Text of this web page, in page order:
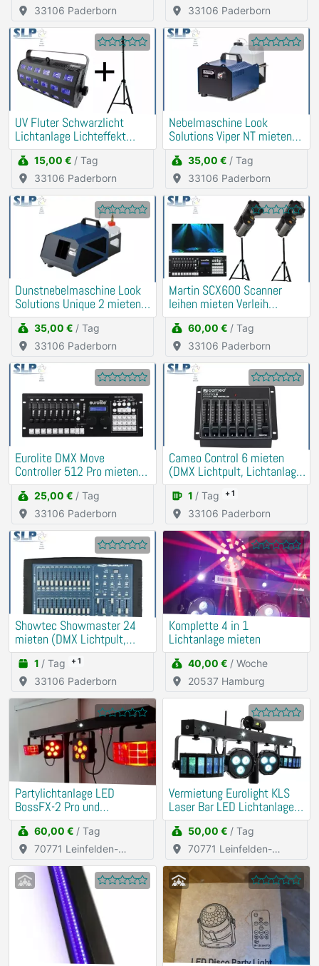
33106 Paderborn
33106 Paderborn
UV Fluter Schwarzlicht
Lichtanlage Lichteffekt
mieten Verleih
15,00 € / Tag
33106 Paderborn
Nebelmaschine Look
Solutions Viper NT mieten
Verleih
35,00 € / Tag
33106 Paderborn
Dunstnebelmaschine Look
Solutions Unique 2 mieten
Verleih
35,00 € / Tag
33106 Paderborn
Martin SCX600 Scanner
leihen mieten Verleih
(Strobo, Lichtanlage)
60,00 € / Tag
33106 Paderborn
Eurolite DMX Move
Controller 512 Pro mieten
(Lichtpult)
25,00 € / Tag
33106 Paderborn
Cameo Control 6 mieten
(DMX Lichtpult, Lichtanlage,
Party)
1 / Tag + 1
33106 Paderborn
Showtec Showmaster 24
mieten (DMX Lichtpult,
Lichtanlage, Party)
1 / Tag + 1
33106 Paderborn
Komplette 4 in 1
Lichtanlage mieten
40,00 € / Woche
20537 Hamburg
Partylichtanlage LED
BossFX-2 Pro und
Nebelmaschine
60,00 € / Tag
Echterdingen
Vermietung Eurolight KLS
Laser Bar LED Lichtanlage
DJ Partylicht
50,00 € / Tag
Echterdingen